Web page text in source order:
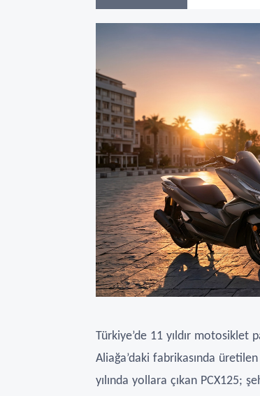
Türkiye’de 11 yıldır motosiklet
Aliağa’daki fabrikasında
yılında yollara çıkan PCX125;